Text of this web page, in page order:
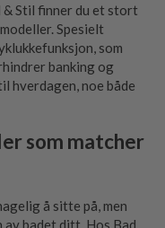
& Stil finner du et stort
Spesielt
som
banking og
hverdagen, noe både
som matcher
å sitte på, men
badet ditt. Hos Bad